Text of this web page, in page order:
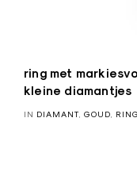
ring met
kleine diamantjes
IN DIAMANT GOUD RING